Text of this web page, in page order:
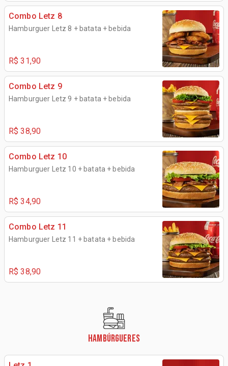
Combo Letz 8
Hamburguer Letz 8 + batata + bebida
R$ 31,90
Combo Letz 9
Hamburguer Letz 9 + batata + bebida
R$ 38,90
Combo Letz 10
Hamburguer Letz 10 + batata + bebida
R$ 34,90
Combo Letz 11
Hamburguer Letz 11 + batata + bebida
R$ 38,90
HAMBÚRGUERES